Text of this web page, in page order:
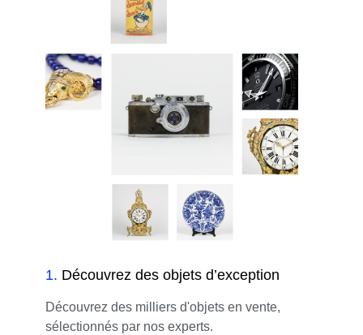
1. Découvrez des objets d’exception
Découvrez des milliers d'objets en vente,
sélectionnés par nos experts.